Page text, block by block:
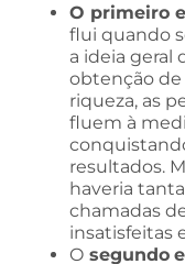
O primeiro
flui quando
a ideia geral
obtenção de
riqueza, as
fluem à
resultados.
haveria
chamadas
insatisfeitas
O segundo